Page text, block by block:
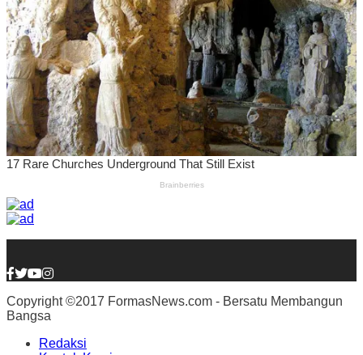
Copyright ©2017 FormasNews.com - Bersatu Membangun
Bangsa
Redaksi